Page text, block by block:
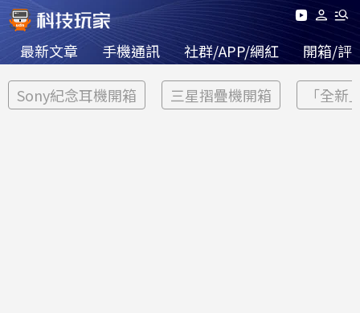
最新文章 手機通訊 社群/APP/網紅 開箱/評
Sony紀念耳機開箱 三星摺疊機開箱 「全新